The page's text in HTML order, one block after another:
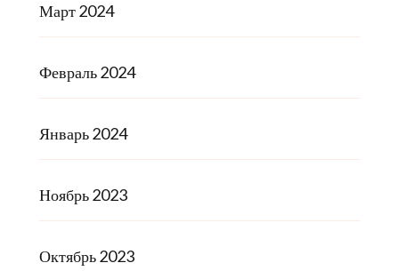
Март 2024
Февраль 2024
Январь 2024
Ноябрь 2023
Октябрь 2023